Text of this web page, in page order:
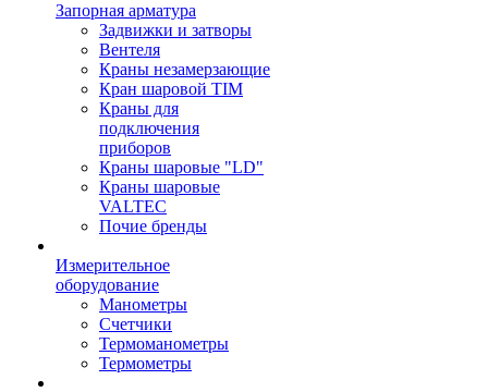
Запорная арматура
Задвижки и затворы
Вентеля
Краны незамерзающие
Кран шаровой TIM
Краны для
подключения
приборов
Краны шаровые "LD"
Краны шаровые
VALTEC
Почие бренды
Измерительное
оборудование
Манометры
Счетчики
Термоманометры
Термометры